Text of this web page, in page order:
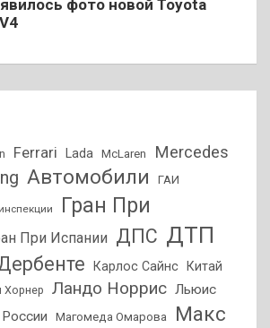
фото новой Toyota
Ferrari Lada McLaren Mercedes
Автомобили ГАИ
Гран При
При Испании ДПС ДТП
Карлос Сайнс Китай
Хорнер Ландо Норрис Льюис
Магомеда Омарова
Макс